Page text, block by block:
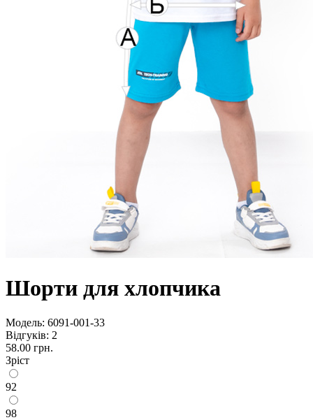
Шорти для хлопчика
Модель: 6091-001-33
Відгуків: 2
58.00 грн.
Зріст
92
98